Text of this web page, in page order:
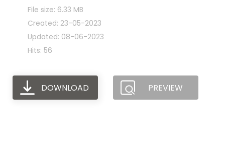
File size: 6.33 MB
Created: 23-05-2023
Updated: 08-06-2023
Hits: 56
DOWNLOAD PREVIEW